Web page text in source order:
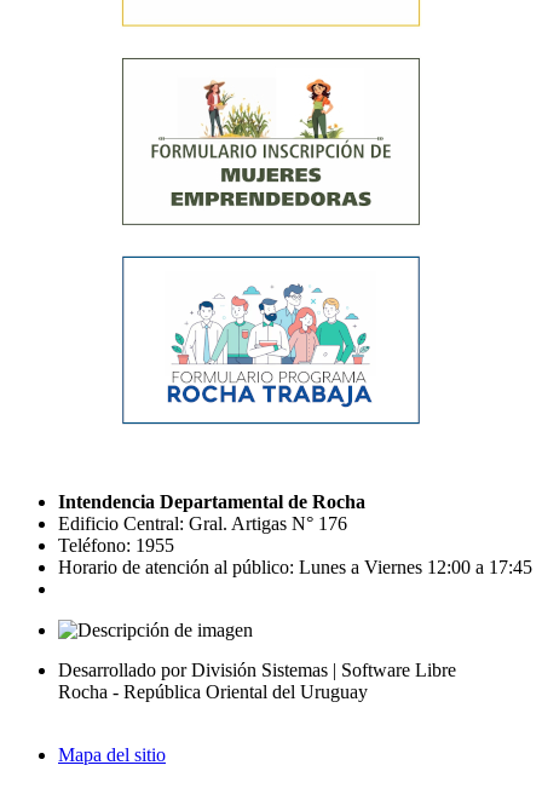
Intendencia Departamental de Rocha
Edificio Central: Gral. Artigas N° 176
Teléfono: 1955
Horario de atención al público: Lunes a Viernes 12:00 a 17:45
Desarrollado por División Sistemas | Software Libre
Rocha - República Oriental del Uruguay
Mapa del sitio